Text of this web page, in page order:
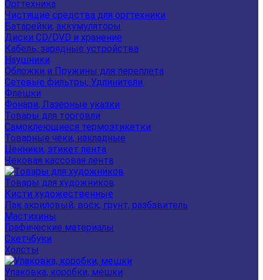
Оргтехника
Чистящие средства для оргтехники
Батарейки, аккумуляторы
Диски CD/DVD и хранение
Кабель, зарядные устройства
Наушники
Обложки и Пружины для переплета
Сетевые фильтры, Удлинители
Флешки
Фонари, Лазерные указки
Товары для торговли
Самоклеющиеся термоэтикетки
Товарные чеки, накладные
Ценники, этикет лента
Чековая кассовая лента
Товары для художников
Кисти художественные
Лак акриловый, воск, грунт, разбавитель
Мастихины
Графические материалы
Скетчбуки
Холсты
Упаковка, коробки, мешки